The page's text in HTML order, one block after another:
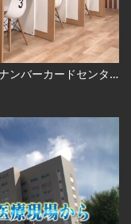
『暮らしを支える便利な施設！ 札幌マイナンバーカードセンター』